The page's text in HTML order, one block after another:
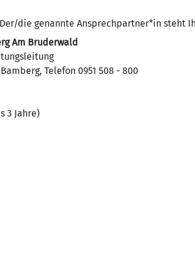
die genannte Ansprechpartner*in steht
Am Bruderwald
Telefon 0951 508 - 800
3 Jahre)